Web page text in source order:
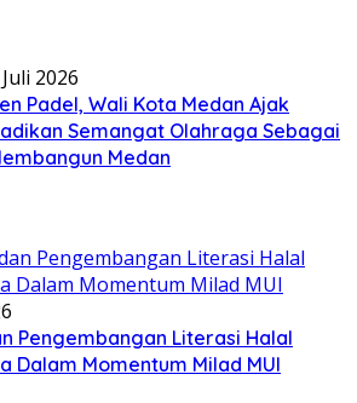
2026
Padel, Wali Kota Medan Ajak
Semangat Olahraga Sebagai
Medan
Pengembangan Literasi Halal
Dalam Momentum Milad MUI